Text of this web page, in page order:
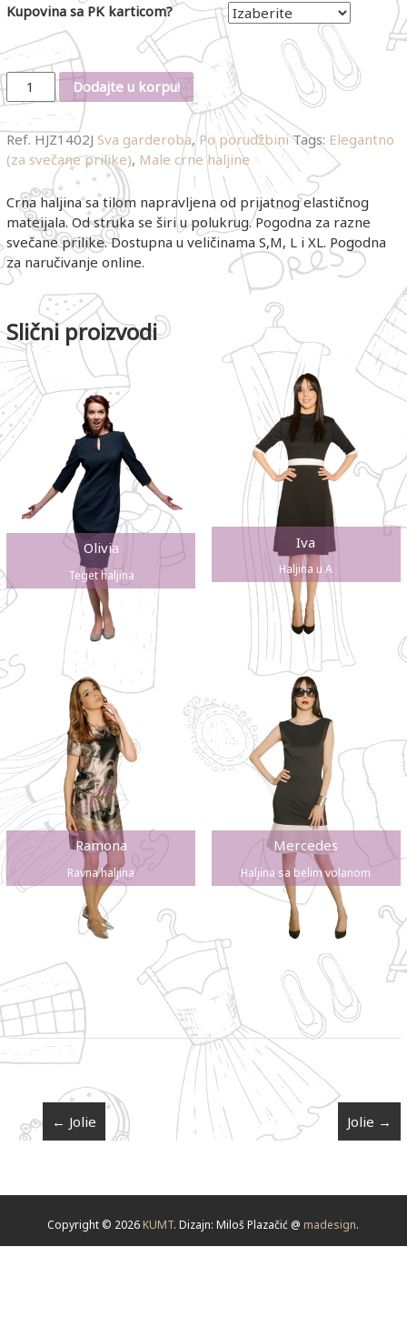
Kupovina sa PK karticom?
Količina Dodajte u korpu!
Ref.HJZ1402J Sva garderoba,Po porudžbini Tags: Elegantno
(za svečane prilike), Male crne haljine
Crna haljina sa tilom napravljena od prijatnog elastičnog
mateijala. Od struka se širi u polukrug. Pogodna za razne
svečane prilike. Dostupna u veličinama S,M, L i XL. Pogodna
za naručivanje online.
Slični proizvodi
Olivia
Teget haljina
Iva
Haljina u A
Ramona
Ravna haljina
Mercedes
Haljina sa belim volanom
← Jolie Jolie →
Copyright © 2026 KUMT. Dizajn: Miloš Plazačić @ madesign.